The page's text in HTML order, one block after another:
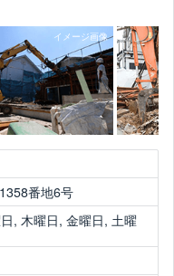
番地6号
, 木曜日, 金曜日, 土曜